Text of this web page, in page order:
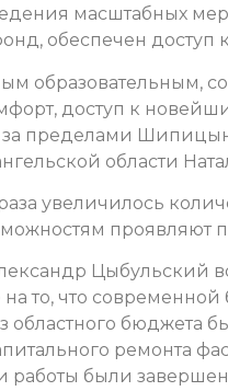
масштабных
обеспечен доступ
образовательным,
доступ к
за пределами
области
увеличилось
проявляют
Цыбульский
то, что
бюджета
ремонта
работы были